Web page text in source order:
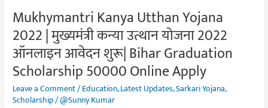
Mukhymantri Kanya Utthan Yojana
2022 | मुख्यमंत्री कन्या उत्थान योजना 2022
ऑनलाइन आवेदन शुरू| Bihar Graduation
Scholarship 50000 Online Apply
Leave a Comment/Education,Latest Updates,Sarkari Yojana,
Scholarship/@Sunny Kumar
2022
ऑनलाइन
आवेदन
शुरू|
Bihar
Graduation